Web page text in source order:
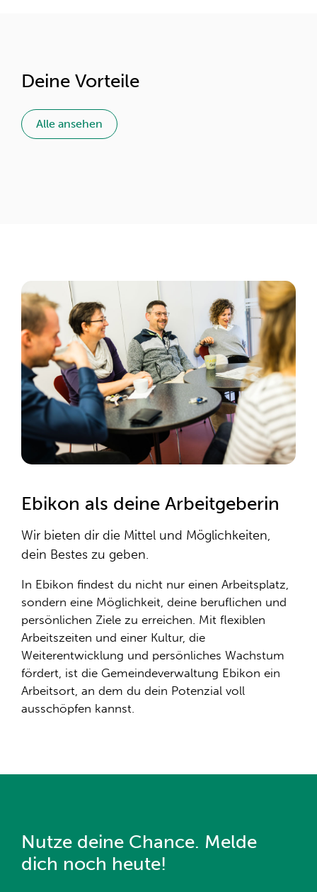
Deine Vorteile
Alle ansehen
Ebikon als deine Arbeitgeberin
Wir bieten dir die Mittel und Möglichkeiten,
dein Bestes zu geben.
In Ebikon findest du nicht nur einen Arbeitsplatz,
sondern eine Möglichkeit, deine beruflichen und
persönlichen Ziele zu erreichen. Mit flexiblen
Arbeitszeiten und einer Kultur, die
Weiterentwicklung und persönliches Wachstum
fördert, ist die Gemeindeverwaltung Ebikon ein
Arbeitsort, an dem du dein Potenzial voll
ausschöpfen kannst.
Nutze deine Chance. Melde
dich noch heute!